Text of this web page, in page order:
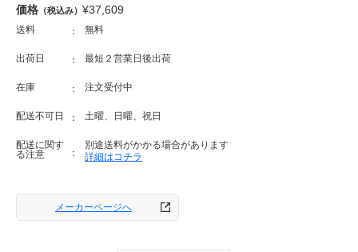
価格 （税込み） ¥37,609
送料 無料
出荷日 最短２営業日後出荷
在庫 注文受付中
配送不可日 土曜、日曜、祝日
配送に関す
る注意
別途送料がかかる場合があります
詳細はコチラ
メーカーページへ